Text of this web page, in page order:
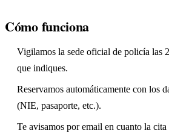
Cómo funciona
Vigilamos la sede oficial de policía las
que indiques.
Reservamos automáticamente con los
(NIE, pasaporte, etc.).
Te avisamos por email en cuanto la